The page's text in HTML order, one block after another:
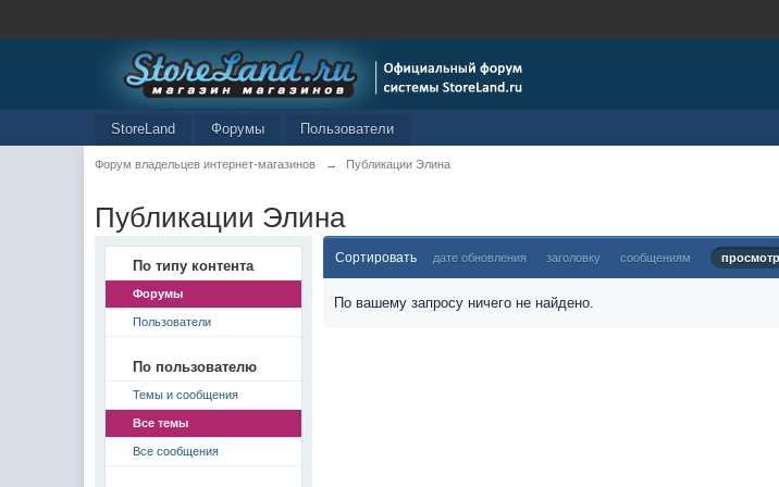
StoreLand Форумы Пользователи
Форум владельцев интернет-магазинов → Публикации Элина
Публикации Элина
По типу контента
Форумы
Пользователи
По пользователю
Темы и сообщения
Все темы
Все сообщения
Сортировать дате обновления заголовку сообщениям
По вашему запросу ничего не найдено.